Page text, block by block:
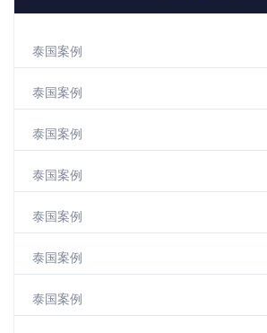
泰国案例
泰国案例
泰国案例
泰国案例
泰国案例
泰国案例
泰国案例